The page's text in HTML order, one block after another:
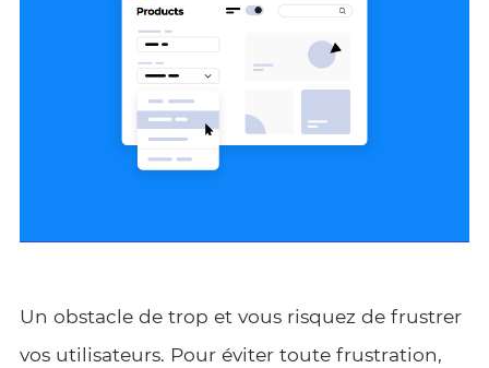
Un obstacle de trop et vous risquez de frustrer
vos utilisateurs. Pour éviter toute frustration,